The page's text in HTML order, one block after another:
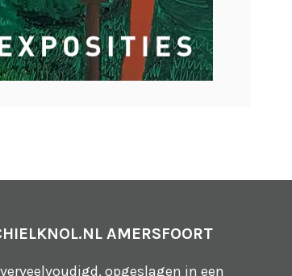
AMERSFOORT
opgeslagen in een